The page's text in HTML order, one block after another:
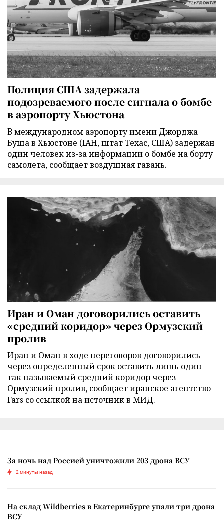
Полиция США задержала
подозреваемого после сигнала о бомбе
в аэропорту Хьюстона
В международном аэропорту имени Джорджа
Буша в Хьюстоне (IAH, штат Техас, США) задержан
один человек из-за информации о бомбе на борту
самолета, сообщает воздушная гавань.
Иран и Оман договорились оставить
«средний коридор» через Ормузский
пролив
Иран и Оман в ходе переговоров договорились
через определенный срок оставить лишь один
так называемый средний коридор через
Ормузский пролив, сообщает иранское агентство
Fars со ссылкой на источник в МИД.
За ночь над Россией уничтожили 203 дрона ВСУ
2 минуты назад
На склад Wildberries в Екатеринбурге упали три дрона
ВСУ